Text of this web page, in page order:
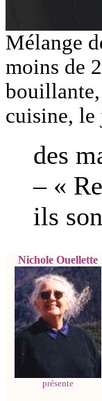
Mélange
moins de
cuisine, le
des
– «
ils
Nichole Ouellette
présente